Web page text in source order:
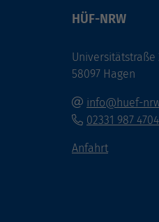
HÜF-NRW
Universitätstraße
58097 Hagen
info@huef-
02331 987 4704
Anfahrt